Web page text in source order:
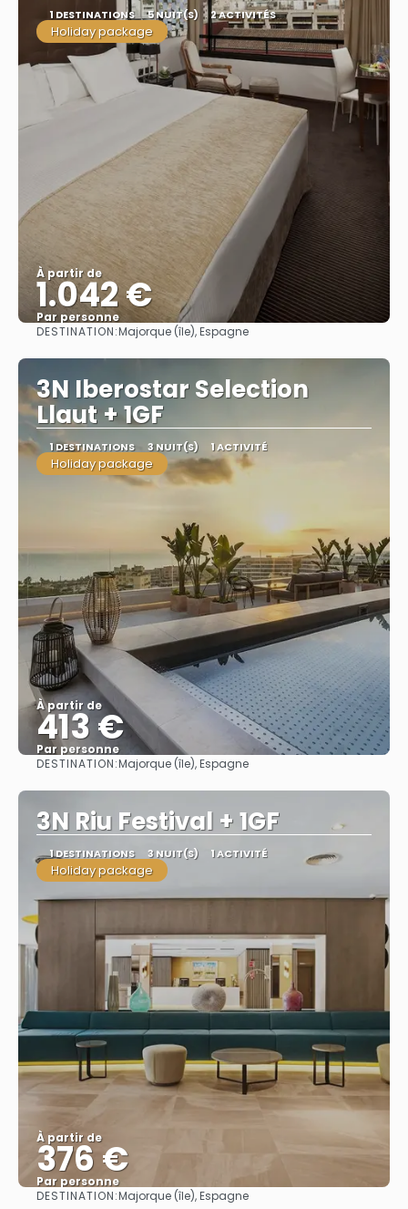
1 DESTINATIONS 5 NUIT(S) 2 ACTIVITÉS
Holiday package
À partir de
1.042 €
Par personne
Afficher
DESTINATION:Majorque (île), Espagne
3N Iberostar Selection
Llaut + 1GF
1 DESTINATIONS 3 NUIT(S) 1 ACTIVITÉ
Holiday package
À partir de
413 €
Par personne
Afficher
DESTINATION:Majorque (île), Espagne
3N Riu Festival + 1GF
1 DESTINATIONS 3 NUIT(S) 1 ACTIVITÉ
Holiday package
À partir de
376 €
Par personne
Afficher
DESTINATION:Majorque (île), Espagne